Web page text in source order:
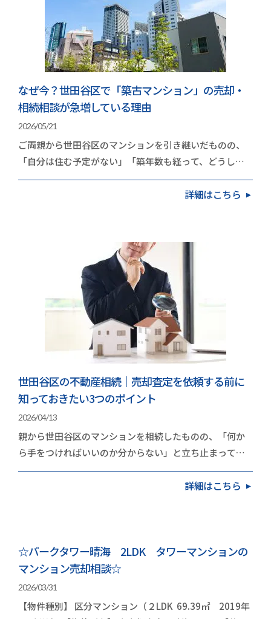
なぜ今？世田谷区で「築古マンション」の売却・
相続相談が急増している理由
2026/05/21
ご両親から世田谷区のマンションを引き継いだものの、
「自分は住む予定がない」「築年数も経って、どうした
ものか」と頭を抱えている方が増えています。久和不…
詳細はこちら
世田谷区の不動産相続｜売却査定を依頼する前に
知っておきたい3つのポイント
2026/04/13
親から世田谷区のマンションを相続したものの、「何か
ら手をつければいいのか分からない」と立ち止まってい
る方は多いのではないでしょうか。世田谷区のマンシ…
詳細はこちら
☆パークタワー晴海 2LDK タワーマンションの
マンション売却相談☆
2026/03/31
【物件種別】 区分マンション（２LDK 69.39㎡ 2019年